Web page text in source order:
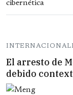
El arresto de
debido